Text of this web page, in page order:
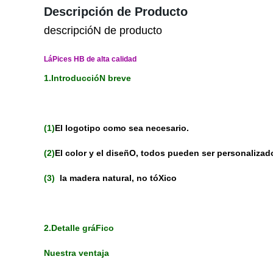
Descripción de Producto
descripcióN de producto
LáPices HB de alta calidad
1.IntroduccióN breve
(1)El logotipo como sea necesario.
(2)El color y el diseñO, todos pueden ser
(3) la madera natural, no tóXico
2.Detalle gráFico
Nuestra ventaja